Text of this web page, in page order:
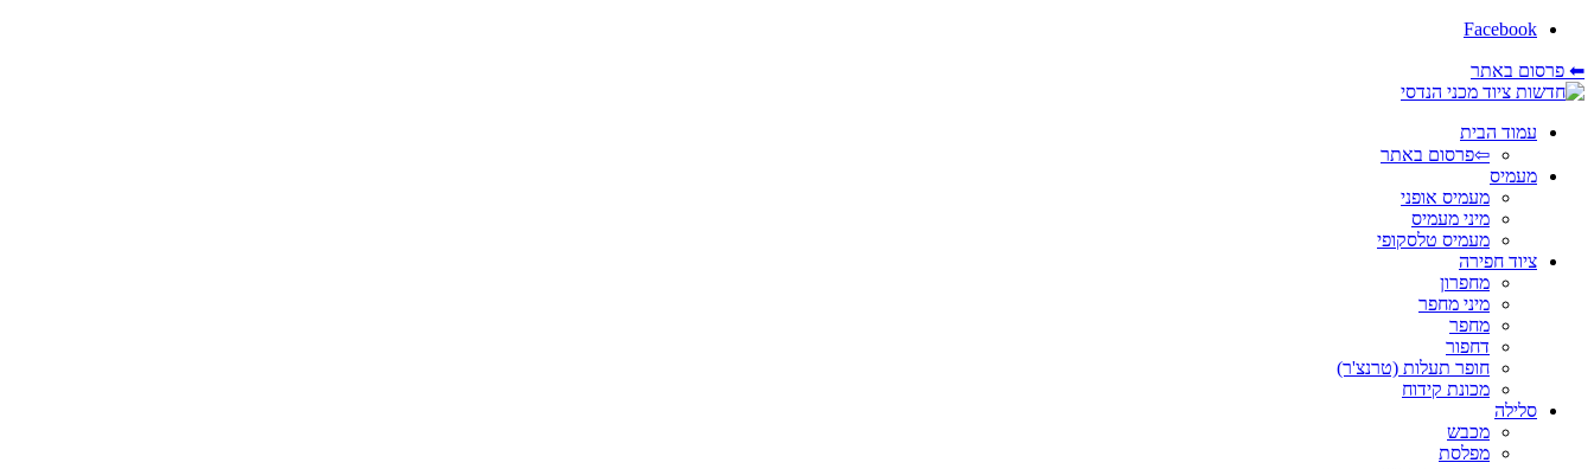
Facebook
⬅ פרסום באתר
עמוד הבית
⇦פרסום באתר
מעמיס
מעמיס אופני
מיני מעמיס
מעמיס טלסקופי
ציוד חפירה
מחפרון
מיני מחפר
מחפר
דחפור
חופר תעלות (טרנצ'ר)
מכונת קידוח
סלילה
מכבש
מפלסת